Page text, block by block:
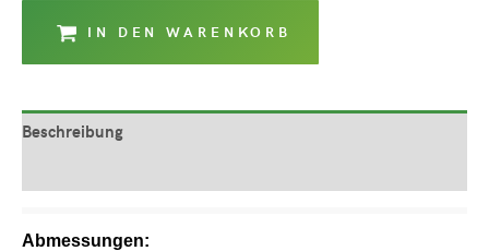
IN DEN WARENKORB
Beschreibung
Abmessungen: